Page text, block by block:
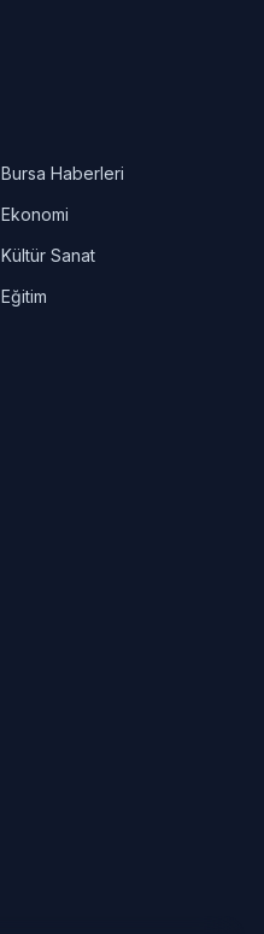
Bursa Haberleri
Ekonomi
Kültür Sanat
Eğitim